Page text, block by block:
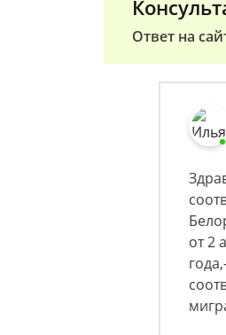
Ответ на
от 2